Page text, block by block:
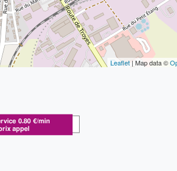
Leaflet | Map data ©